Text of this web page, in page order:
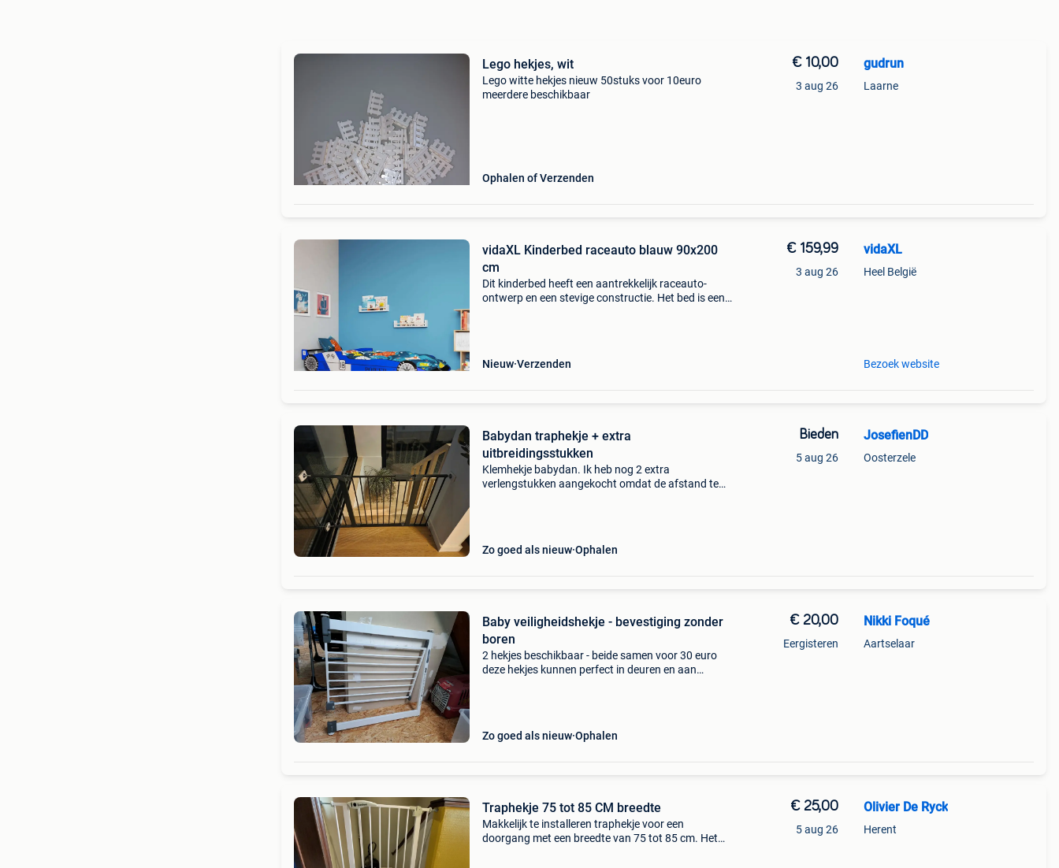
Lego hekjes, wit
Lego witte hekjes nieuw 50stuks voor 10euro
meerdere beschikbaar
Ophalen of Verzenden
€ 10,00
3 aug 26
gudrun
Laarne
vidaXL Kinderbed raceauto blauw 90x200
cm
Dit kinderbed heeft een aantrekkelijk raceauto-
ontwerp en een stevige constructie. Het bed is een
Nieuw Verzenden
€ 159,99
3 aug 26
vidaXL
Heel België
Bezoek website
Babydan traphekje + extra
uitbreidingsstukken
Klemhekje babydan. Ik heb nog 2 extra
verlengstukken aangekocht omdat de afstand te
Zo goed als nieuw Ophalen
Bieden
5 aug 26
JosefienDD
Oosterzele
Baby veiligheidshekje - bevestiging zonder
boren
2 hekjes beschikbaar - beide samen voor 30 euro
deze hekjes kunnen perfect in deuren en aan
Zo goed als nieuw Ophalen
€ 20,00
Eergisteren
Nikki Foqué
Aartselaar
Traphekje 75 tot 85 CM breedte
Makkelijk te installeren traphekje voor een
doorgang met een breedte van 75 tot 85 cm. Het
€ 25,00
5 aug 26
Olivier De Ryck
Herent